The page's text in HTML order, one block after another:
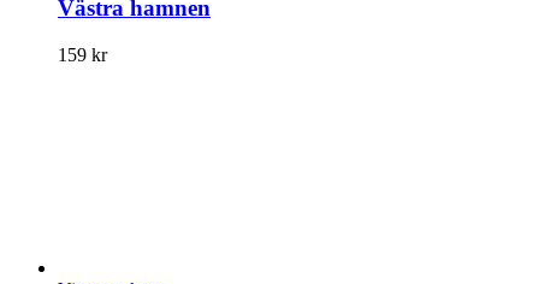
Västra hamnen
159 kr